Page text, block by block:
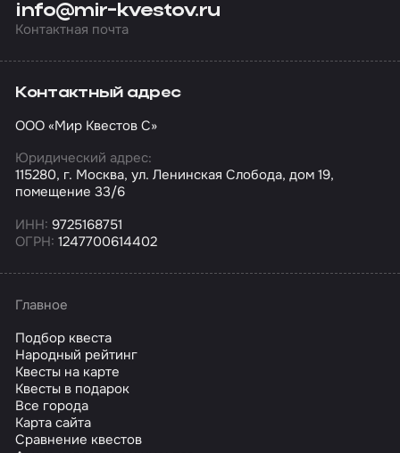
info@mir-kvestov.ru
Контактная почта
Контактный адрес
ООО «Мир Квестов С»
Юридический адрес:
115280, г. Москва, ул. Ленинская Слобода, дом 19,
помещение 33/6
ИНН: 9725168751
ОГРН: 1247700614402
Главное
Подбор квеста
Народный рейтинг
Квесты на карте
Квесты в подарок
Все города
Карта сайта
Сравнение квестов